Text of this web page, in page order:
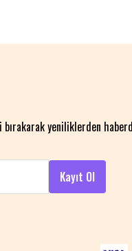
bırakarak yeniliklerden
Kayıt Ol